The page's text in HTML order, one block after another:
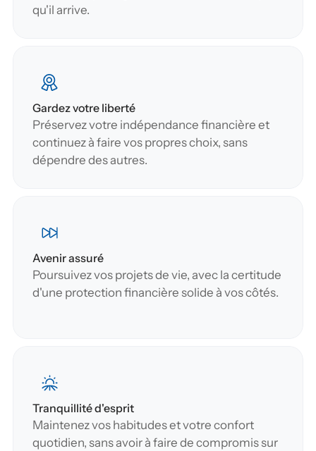
qu'il arrive.
Gardez votre liberté
Préservez votre indépendance financière et
continuez à faire vos propres choix, sans
dépendre des autres.
Avenir assuré
Poursuivez vos projets de vie, avec la certitude
d'une protection financière solide à vos côtés.
Tranquillité d'esprit
Maintenez vos habitudes et votre confort
quotidien, sans avoir à faire de compromis sur